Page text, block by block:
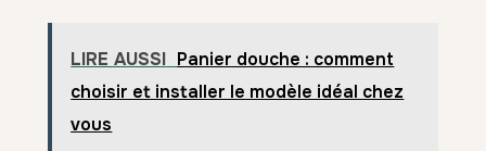
LIRE AUSSI Panier douche : comment
choisir et installer le modèle idéal chez
vous